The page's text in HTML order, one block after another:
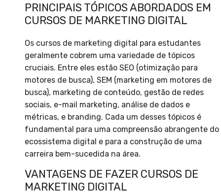
PRINCIPAIS TÓPICOS ABORDADOS EM
CURSOS DE MARKETING DIGITAL
Os cursos de marketing digital para estudantes
geralmente cobrem uma variedade de tópicos
cruciais. Entre eles estão SEO (otimização para
motores de busca), SEM (marketing em motores de
busca), marketing de conteúdo, gestão de redes
sociais, e-mail marketing, análise de dados e
métricas, e branding. Cada um desses tópicos é
fundamental para uma compreensão abrangente do
ecossistema digital e para a construção de uma
carreira bem-sucedida na área.
VANTAGENS DE FAZER CURSOS DE
MARKETING DIGITAL